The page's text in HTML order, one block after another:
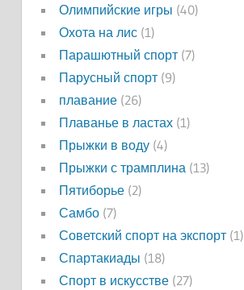
Олимпийские игры (40)
Охота на лис(1)
Парашютный спорт(7)
Парусный спорт(9)
плавание(26)
Плаванье в ластах(1)
Прыжки в воду(4)
Прыжки с трамплина (13)
Пятиборье(2)
Самбо(7)
Советский спорт на экспорт(1)
Спартакиады (18)
Спорт в искусстве(27)